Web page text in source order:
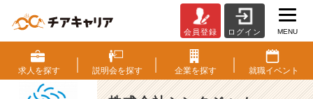
式
会
社
シ
会員登録 ログイン MENU
求人を探す 説明会を探す 企業を探す 就職イベント